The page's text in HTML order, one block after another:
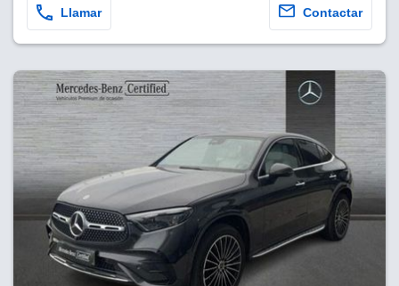
Llamar Contactar